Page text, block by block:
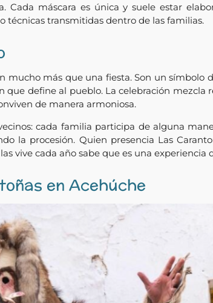
Cada máscara es única y suele estar
técnicas transmitidas dentro de las familias.
mucho más que una fiesta. Son un
define al pueblo. La celebración mezcla
de manera armoniosa.
cada familia participa de alguna
la procesión. Quien presencia Las
vive cada año sabe que es una
en Acehúche